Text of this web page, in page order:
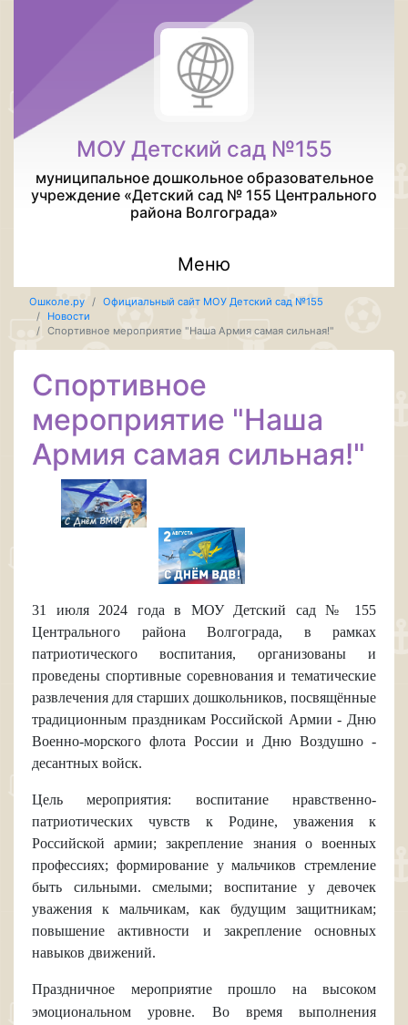
МОУ Детский сад №155
муниципальное дошкольное образовательное
учреждение «Детский сад № 155 Центрального
района Волгограда»
Меню
Ошколе.ру
Официальный сайт МОУ Детский сад №155
Новости
Спортивное мероприятие "Наша Армия самая сильная!"
Спортивное
мероприятие "Наша
Армия самая сильная!"
31 июля 2024 года в МОУ Детский сад № 155
Центрального района Волгограда, в рамках
патриотического воспитания, организованы и
проведены спортивные соревнования и тематические
развлечения для старших дошкольников, посвящённые
традиционным праздникам Российской Армии - Дню
Военно-морского флота России и Дню Воздушно -
десантных войск.
Цель мероприятия:
воспитание нравственно-
патриотических чувств к Родине, уважения к
Российской армии; закрепление знания о военных
профессиях; формирование у мальчиков стремление
быть сильными. смелыми; воспитание у девочек
уважения к мальчикам, как будущим защитникам;
повышение активности и закрепление основных
навыков движений.
Праздничное мероприятие прошло на высоком
эмоциональном уровне. Во время выполнения